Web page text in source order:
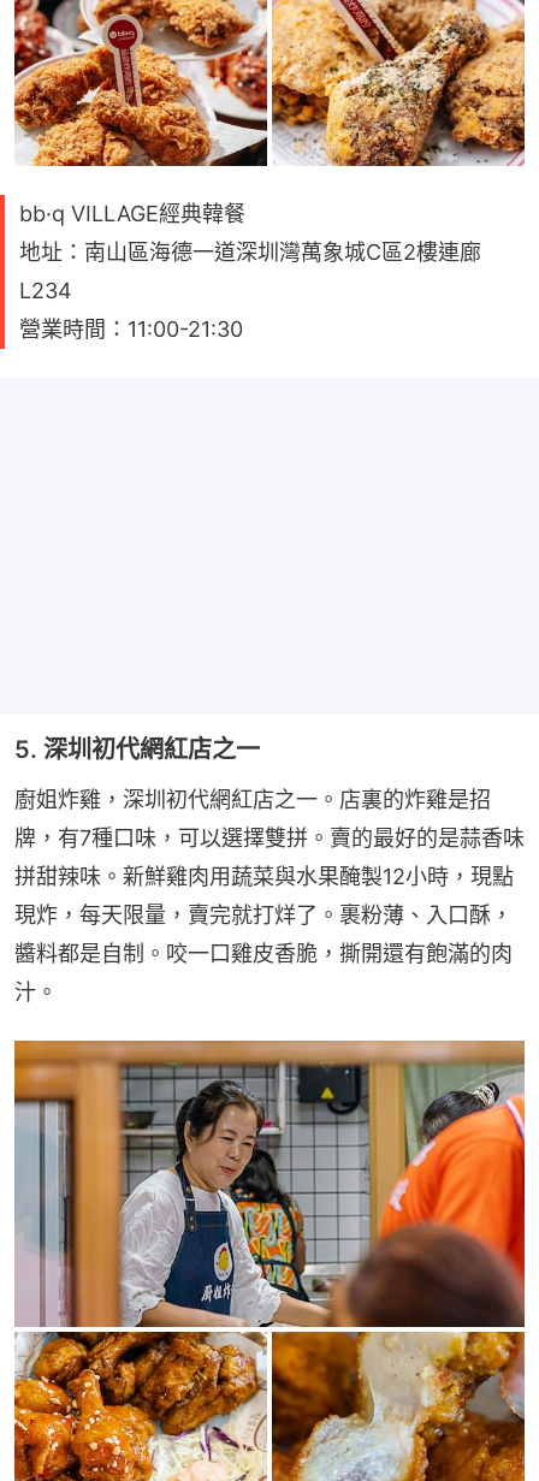
bb·q VILLAGE經典韓餐
地址：南山區海德一道深圳灣萬象城C區2樓連廊
L234
營業時間：11:00-21:30
5. 深圳初代網紅店之一
廚姐炸雞，深圳初代網紅店之一。店裏的炸雞是招
牌，有7種口味，可以選擇雙拼。賣的最好的是蒜香味
拼甜辣味。新鮮雞肉用蔬菜與水果醃製12小時，現點
現炸，每天限量，賣完就打烊了。裹粉薄、入口酥，
醬料都是自制。咬一口雞皮香脆，撕開還有飽滿的肉
汁。